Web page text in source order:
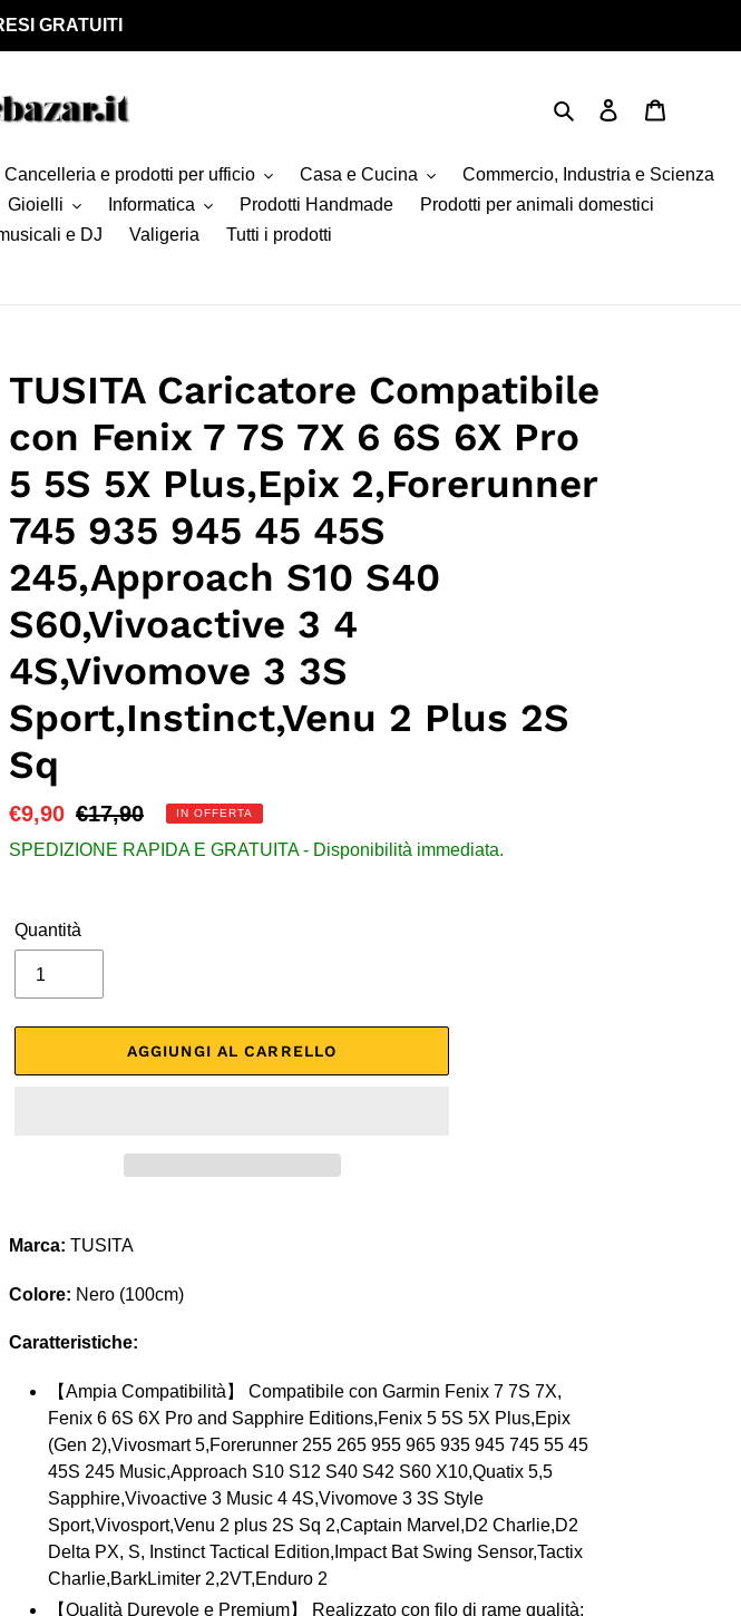
GRATUITI
Cerca Accedi
Cancelleria e prodotti per ufficio Casa e Cucina
Commercio, Industria e Scienza
Gioielli Informatica Prodotti Handmade
Prodotti per animali domestici
e DJ Valigeria Tutti i prodotti
TUSITA Caricatore Compatibile
con Fenix 7 7S 7X 6 6S 6X Pro
5 5S 5X Plus,Epix 2,Forerunner
745 935 945 45 45S
245,Approach S10 S40
S60,Vivoactive 3 4
4S,Vivomove 3 3S
Sport,Instinct,Venu 2 Plus 2S
Sq
Prezzo
scontato
€9,90 Prezzo
di
€17,90 IN OFFERTA
SPEDIZIONE RAPIDA E GRATUITA - Disponibilità immediata.
Quantità
AGGIUNGI AL CARRELLO
del
nel
Marca: TUSITA
Colore: Nero (100cm)
Caratteristiche:
【Ampia Compatibilità】 Compatibile con Garmin Fenix 7 7S 7X,
Fenix 6 6S 6X Pro and Sapphire Editions,Fenix 5 5S 5X Plus,Epix
(Gen 2),Vivosmart 5,Forerunner 255 265 955 965 935 945 745 55 45
45S 245 Music,Approach S10 S12 S40 S42 S60 X10,Quatix 5,5
Sapphire,Vivoactive 3 Music 4 4S,Vivomove 3 3S Style
Sport,Vivosport,Venu 2 plus 2S Sq 2,Captain Marvel,D2 Charlie,D2
Delta PX, S, Instinct Tactical Edition,Impact Bat Swing Sensor,Tactix
Charlie,BarkLimiter 2,2VT,Enduro 2
【Qualità Durevole e Premium】 Realizzato con filo di rame qualità;